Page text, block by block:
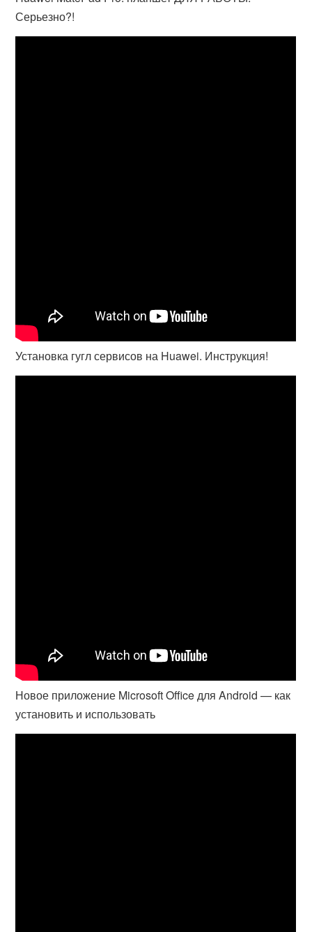
Серьезно?!
Установка гугл сервисов на Huawei. Инструкция!
Новое приложение Microsoft Office для Android — как
установить и использовать